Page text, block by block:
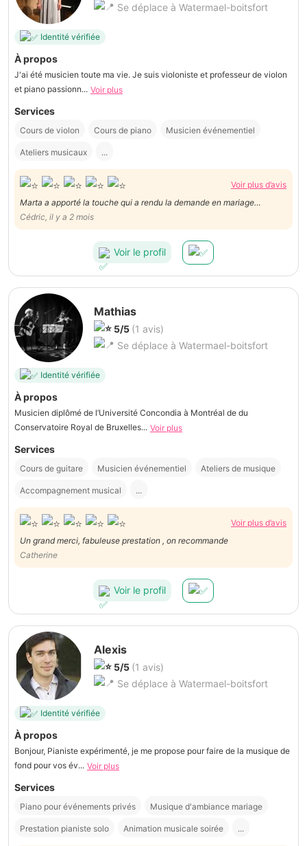
Se déplace à Watermael-boitsfort
Identité vérifiée
À propos
J'ai été musicien toute ma vie. Je suis violoniste et professeur de violon
et piano passionn... Voir plus
Services
Cours de violon Cours de piano Musicien événementiel
Ateliers musicaux ...
Voir plus d’avis
Marta a apporté la touche qui a rendu la demande en mariage
exceptionnelle. Super à l’écoute et flexible. Douce et présente
discrètement. Sans oublier le plus important : son talent !
Cédric, il y a 2 mois
Voir le profil
Mathias
5/5 (1 avis)
Se déplace à Watermael-boitsfort
Identité vérifiée
À propos
Musicien diplômé de l’Université Concondia à Montréal de du
Conservatoire Royal de Bruxelles... Voir plus
Services
Cours de guitare Musicien événementiel Ateliers de musique
Accompagnement musical ...
Voir plus d’avis
Un grand merci, fabuleuse prestation , on recommande
Catherine
Voir le profil
Alexis
5/5 (1 avis)
Se déplace à Watermael-boitsfort
Identité vérifiée
À propos
Bonjour, Pianiste expérimenté, je me propose pour faire de la musique de
fond pour vos év... Voir plus
Services
Piano pour événements privés Musique d'ambiance mariage
Prestation pianiste solo Animation musicale soirée ...